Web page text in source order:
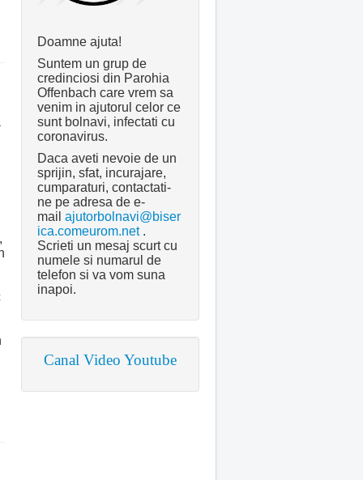
Doamne ajuta!
Suntem un grup de
credinciosi din Parohia
Offenbach care vrem sa
venim in ajutorul celor ce
sunt bolnavi, infectati cu
coronavirus.
Daca aveti nevoie de un
sprijin, sfat, incurajare,
cumparaturi, contactati-
ne pe adresa de e-
mail ajutorbolnavi@biser
ica.comeurom.net.
Scrieti un mesaj scurt cu
numele si numarul de
telefon si va vom suna
inapoi.
Canal Video Youtube